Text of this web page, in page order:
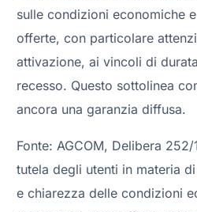
sulle condizioni economiche
offerte, con particolare
attivazione, ai vincoli di
recesso. Questo sottolinea
ancora una garanzia diffusa.
Fonte: AGCOM, Delibera 252/
tutela degli utenti in materia
e chiarezza delle condizioni